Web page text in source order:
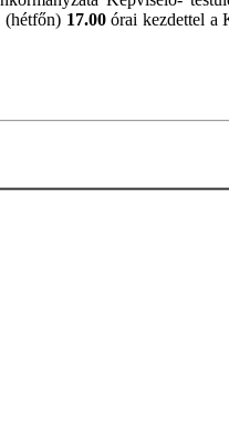
(hétfőn) 17.00órai kezdettel a